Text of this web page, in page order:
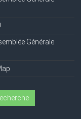
Générale